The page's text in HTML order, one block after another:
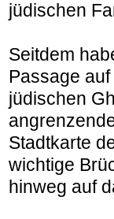
jüdischen
Seitdem
Passage
jüdischen
Stadtkarte
wichtige
hinweg auf